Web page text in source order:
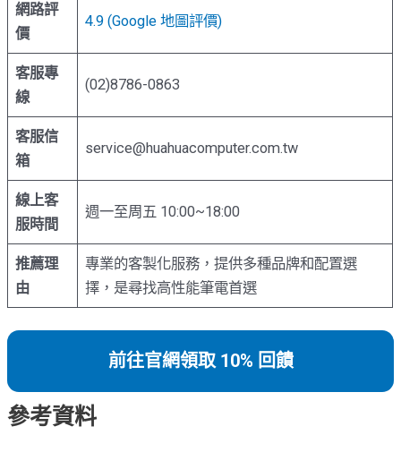
網路評
價
4.9 (Google 地圖評價)
客服專
線
(02)8786-0863
客服信
箱
service@huahuacomputer.com.tw
線上客
服時間
週一至周五 10:00~18:00
推薦理
由
專業的客製化服務，提供多種品牌和配置選
擇，是尋找高性能筆電首選
前往官網領取 10% 回饋
參考資料